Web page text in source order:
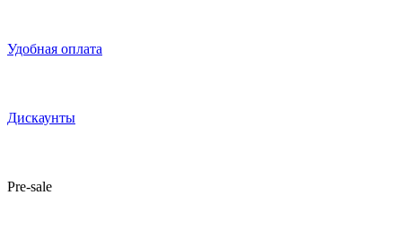
Удобная оплата
Дискаунты
Pre-sale